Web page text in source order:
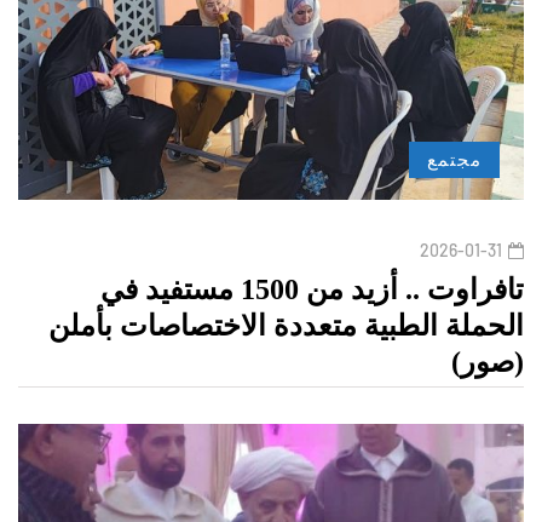
مجتمع
2026-01-31
تافراوت .. أزيد من 1500 مستفيد في
الحملة الطبية متعددة الاختصاصات بأملن
(صور)